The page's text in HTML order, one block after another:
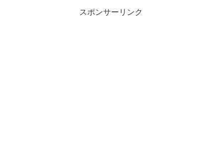
スポンサーリンク